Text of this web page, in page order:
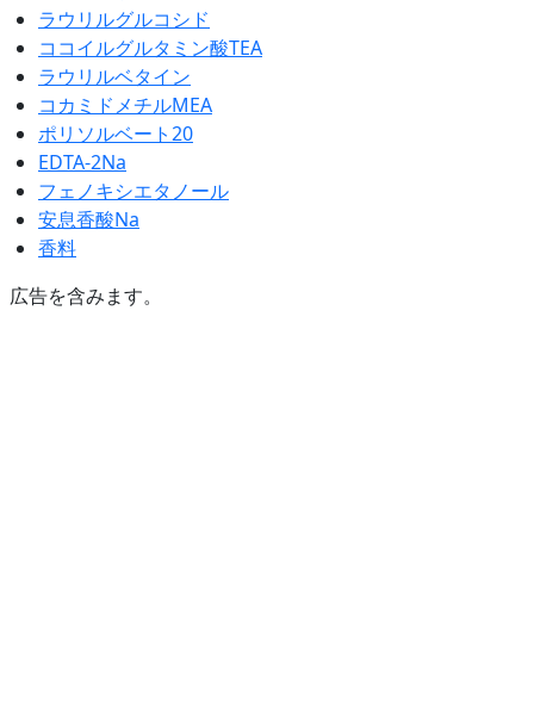
ラウリルグルコシド
ココイルグルタミン酸TEA
ラウリルベタイン
コカミドメチルMEA
ポリソルベート20
EDTA-2Na
フェノキシエタノール
安息香酸Na
香料
広告を含みます。